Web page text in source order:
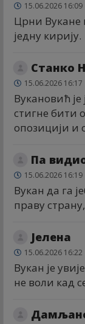
15.06.2026 16:09
Црни Вукане
једну кирију.
Станко
15.06.2026 16:17
Вукановић је
стигне бити
опозицији и
Па
15.06.2026 16:19
Вукан да га
праву
Јелена
15.06.2026 16:22
Вукан је
не воли кад